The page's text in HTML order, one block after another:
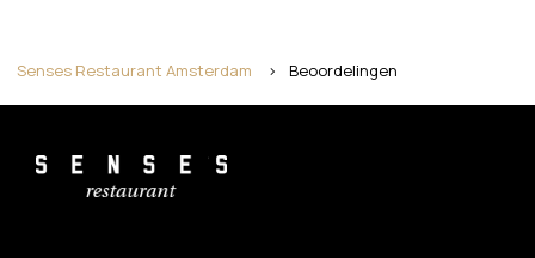
Senses Restaurant Amsterdam > Beoordelingen